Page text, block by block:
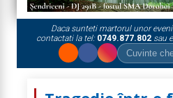
Daca sunteti martorul unor
contactati la tel: 0749.877.802sau